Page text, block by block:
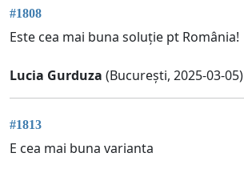
#1808
Este cea mai buna soluție pt România!
Lucia Gurduza (București, 2025-03-05)
#1813
E cea mai buna varianta